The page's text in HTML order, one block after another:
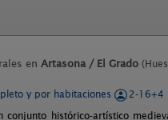
en Artasona / El Grado
y por habitaciones 2-16+4
conjunto histórico-artístico